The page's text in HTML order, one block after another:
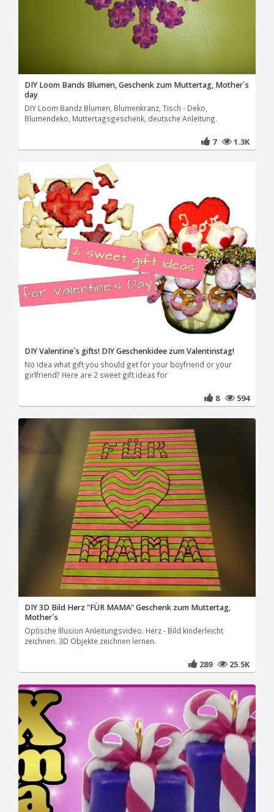
DIY Loom Bands Blumen, Geschenk zum Muttertag, Mother´s
day
DIY Loom Bandz Blumen, Blumenkranz, Tisch - Deko,
Blumendeko, Muttertagsgeschenk, deutsche Anleitung.
7 1.3K
DIY Valentine`s gifts! DIY Geschenkidee zum Valentinstag!
No idea what gift you should get for your boyfriend or your
girlfriend? Here are 2 sweet gift ideas for
8 594
DIY 3D Bild Herz "FÜR MAMA" Geschenk zum Muttertag,
Mother´s
Optische Illusion Anleitungsvideo. Herz - Bild kinderleicht
zeichnen. 3D Objekte zeichnen lernen.
289 25.5K